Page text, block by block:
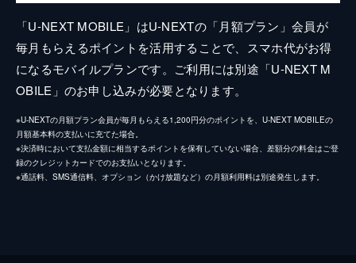
「U-NEXT MOBILE」はU-NEXTの「月額プラン」会員が
毎月もらえるポイントを活用することで、スマホ代がお得
になるモバイルプランです。ご利用には別途「U-NEXT M
OBILE」のお申し込みが必要となります。
※U-NEXTの月額プラン会員が毎月もらえる1,200円分のポイントを、U-NEXT MOBILEの
月額基本料の支払いに充てた場合。
※決済時において支払金額に相当するポイントを保有していない場合、差額分の料金はご登
録のクレジットカードでのお支払いとなります。
※通話料、SMS通信料、オプション（かけ放題など）の月額利用料は別途発生します。